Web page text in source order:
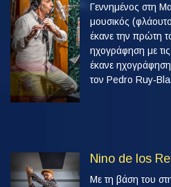
Γεννημένος στη
μουσικός
έκανε την πρώτη
ηχογράφηση με
έκανε
τον Pedro
Nino de los
Με τη βάση του